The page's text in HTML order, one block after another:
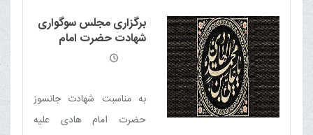
برقرار است
برگزاری مجلس سوگواری
شهادت حضرت امام
هادی علیه السلام
به مناسبت شهادت جانسوز
حضرت امام هادی علیه